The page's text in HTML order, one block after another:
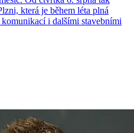
která je během léta plná
i dalšími stavebními